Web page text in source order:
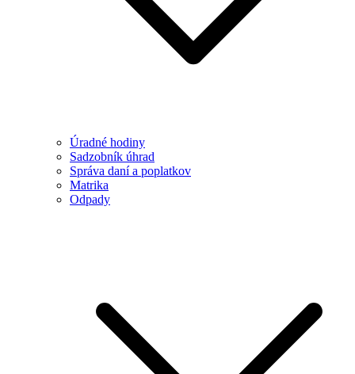
Úradné hodiny
Sadzobník úhrad
Správa daní a poplatkov
Matrika
Odpady